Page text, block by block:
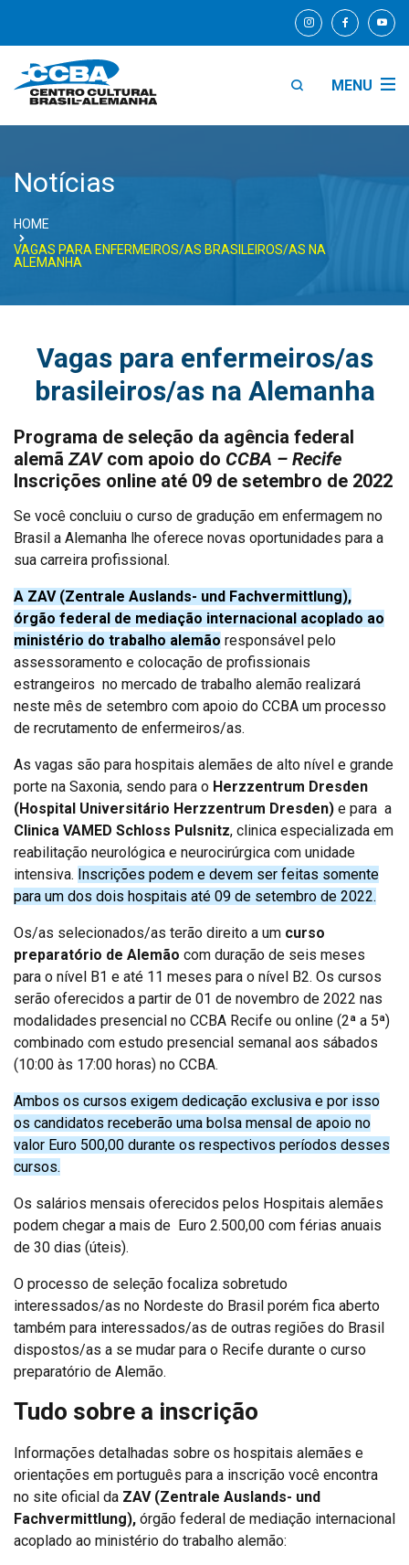
MENU
Notícias
HOME
VAGAS PARA ENFERMEIROS/AS BRASILEIROS/AS NA
ALEMANHA
Vagas para enfermeiros/as
brasileiros/as na Alemanha
Programa de seleção da agência federal
alemãZAVcom apoio do CCBA – Recife
Inscrições online até 09 de setembro de 2022
Se você concluiu o curso de gradução em enfermagem no
Brasil a Alemanha lhe oferece novas oportunidades para a
sua carreira profissional.
A ZAV (Zentrale Auslands- und Fachvermittlung),
órgão federal de mediação internacional acoplado ao
ministério do trabalho alemão responsável pelo
assessoramento e colocação de profissionais
estrangeiros no mercado de trabalho alemão realizará
neste mês de setembro com apoio do CCBA um processo
de recrutamento de enfermeiros/as.
As vagas são para hospitais alemães de alto nível e grande
porte na Saxonia, sendo para o Herzzentrum Dresden
(Hospital Universitário Herzzentrum Dresden) e para a
Clinica VAMED Schloss Pulsnitz, clinica especializada em
reabilitação neurológica e neurocirúrgica com unidade
intensiva. Inscrições podem e devem ser feitas somente
para um dos dois hospitais até 09 de setembro de 2022.
Os/as selecionados/as terão direito a um curso
preparatório de Alemão com duração de seis meses
para o nível B1 e até 11 meses para o nível B2. Os cursos
serão oferecidos a partir de 01 de novembro de 2022 nas
modalidades presencial no CCBA Recife ou online (2ª a 5ª)
combinado com estudo presencial semanal aos sábados
(10:00 às 17:00 horas) no CCBA.
Ambos os cursos exigem dedicação exclusiva e por isso
os candidatos receberão uma bolsa mensal de apoio no
valor Euro 500,00 durante os respectivos períodos desses
cursos.
Os salários mensais oferecidos pelos Hospitais alemães
podem chegar a mais de Euro 2.500,00 com férias anuais
de 30 dias (úteis).
O processo de seleção focaliza sobretudo
interessados/as no Nordeste do Brasil porém fica aberto
também para interessados/as de outras regiões do Brasil
dispostos/as a se mudar para o Recife durante o curso
preparatório de Alemão.
Tudo sobre a inscrição
Informações detalhadas sobre os hospitais alemães e
orientações em português para a inscrição você encontra
no site oficial da ZAV (Zentrale Auslands- und
Fachvermittlung), órgão federal de mediação internacional
acoplado ao ministério do trabalho alemão: